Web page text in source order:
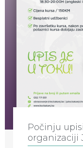
Počinju
organizaciji